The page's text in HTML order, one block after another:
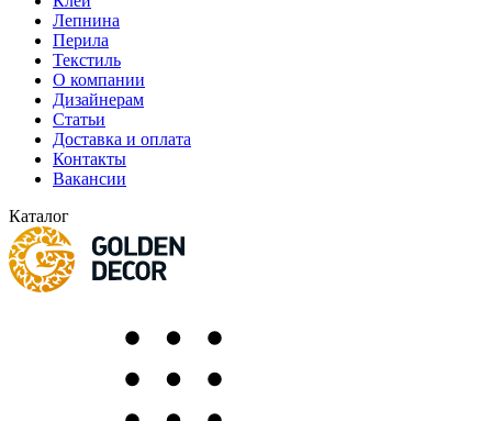
Лепнина
Перила
Текстиль
О компании
Дизайнерам
Статьи
Доставка и оплата
Контакты
Вакансии
Каталог